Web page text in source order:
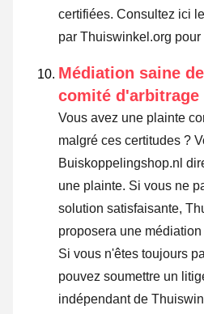
certifiées. Consultez ici
par Thuiswinkel.org
Médiation saine
comité d'arbitrage
Vous avez une plainte
malgré ces certitudes ?
Buiskoppelingshop.nl
une plainte. Si vous ne
solution satisfaisante,
proposera une
Si vous n'êtes toujours
pouvez soumettre un
indépendant de